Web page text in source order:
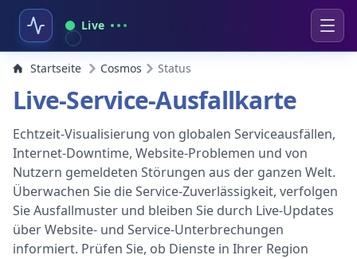
Live
Startseite Cosmos Status
Live-Service-Ausfallkarte
Echtzeit-Visualisierung von globalen Serviceausfällen,
Internet-Downtime, Website-Problemen und von
Nutzern gemeldeten Störungen aus der ganzen Welt.
Überwachen Sie die Service-Zuverlässigkeit, verfolgen
Sie Ausfallmuster und bleiben Sie durch Live-Updates
über Website- und Service-Unterbrechungen
informiert. Prüfen Sie, ob Dienste in Ihrer Region